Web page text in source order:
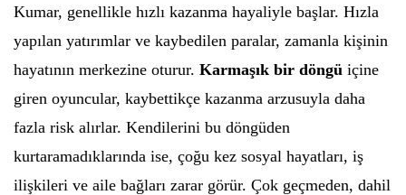
Kumar, genellikle hızlı kazanma hayaliyle başlar. Hızla
yapılan yatırımlar ve kaybedilen paralar, zamanla kişinin
hayatının merkezine oturur. Karmaşık bir döngü içine
giren oyuncular, kaybettikçe kazanma arzusuyla daha
fazla risk alırlar. Kendilerini bu döngüden
kurtaramadıklarında ise, çoğu kez sosyal hayatları, iş
ilişkileri ve aile bağları zarar görür. Çok geçmeden, dahil